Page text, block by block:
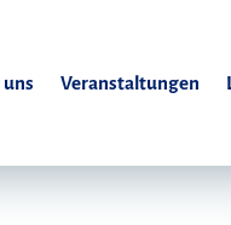
uns Veranstaltungen